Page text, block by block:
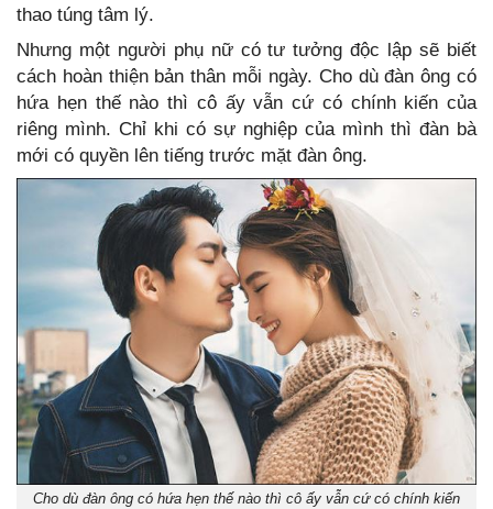
thao túng tâm lý.
Nhưng một người phụ nữ có tư tưởng độc lập sẽ biết
cách hoàn thiện bản thân mỗi ngày. Cho dù đàn ông có
hứa hẹn thế nào thì cô ấy vẫn cứ có chính kiến của
riêng mình. Chỉ khi có sự nghiệp của mình thì đàn bà
mới có quyền lên tiếng trước mặt đàn ông.
Cho dù đàn ông có hứa hẹn thế nào thì cô ấy vẫn cứ có chính kiến